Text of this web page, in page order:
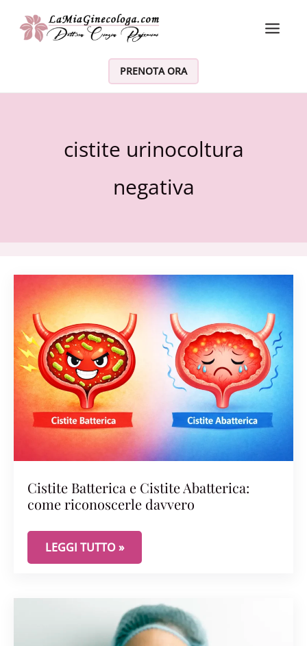
Vai al contenuto
PRENOTA ORA
cistite urinocoltura
negativa
Cistite Batterica e Cistite Abatterica:
come riconoscerle davvero
CISTITE BATTERICA E CISTITE ABATTERICA: COME
LEGGI TUTTO »